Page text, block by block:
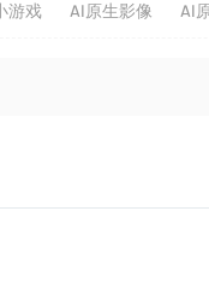
游戏 AI原生影像 AI